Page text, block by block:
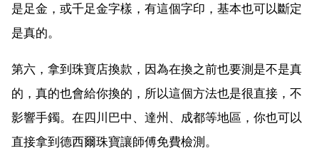
是足金，或千足金字樣，有這個字印，基本也可以斷定
是真的。
第六，拿到珠寶店換款，因為在換之前也要測是不是真
的，真的也會給你換的，所以這個方法也是很直接，不
影響手鐲。在四川巴中、達州、成都等地區，你也可以
直接拿到德西爾珠寶讓師傅免費檢測。